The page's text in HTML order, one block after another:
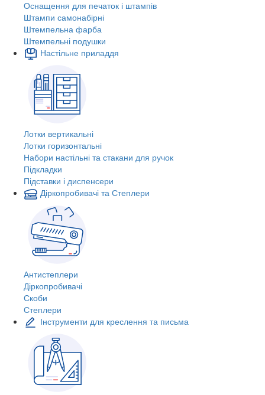
Оснащення для печаток і штампів
Штампи самонабірні
Штемпельна фарба
Штемпельні подушки
Настільне приладдя
Лотки вертикальні
Лотки горизонтальні
Набори настільні та стакани для ручок
Підкладки
Підставки і диспенсери
Діркопробивачі та Степлери
Антистеплери
Діркопробивачі
Скоби
Степлери
Інструменти для креслення та письма